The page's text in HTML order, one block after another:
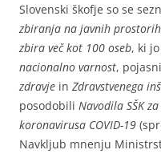
Slovenski škofje so se
zbiranja na javnih
zbira več kot 100 oseb, ki
nacionalno varnost,
zdravje in Zdravstvenega
posodobili Navodila SŠK
koronavirusa COVID-19
Navkljub mnenju